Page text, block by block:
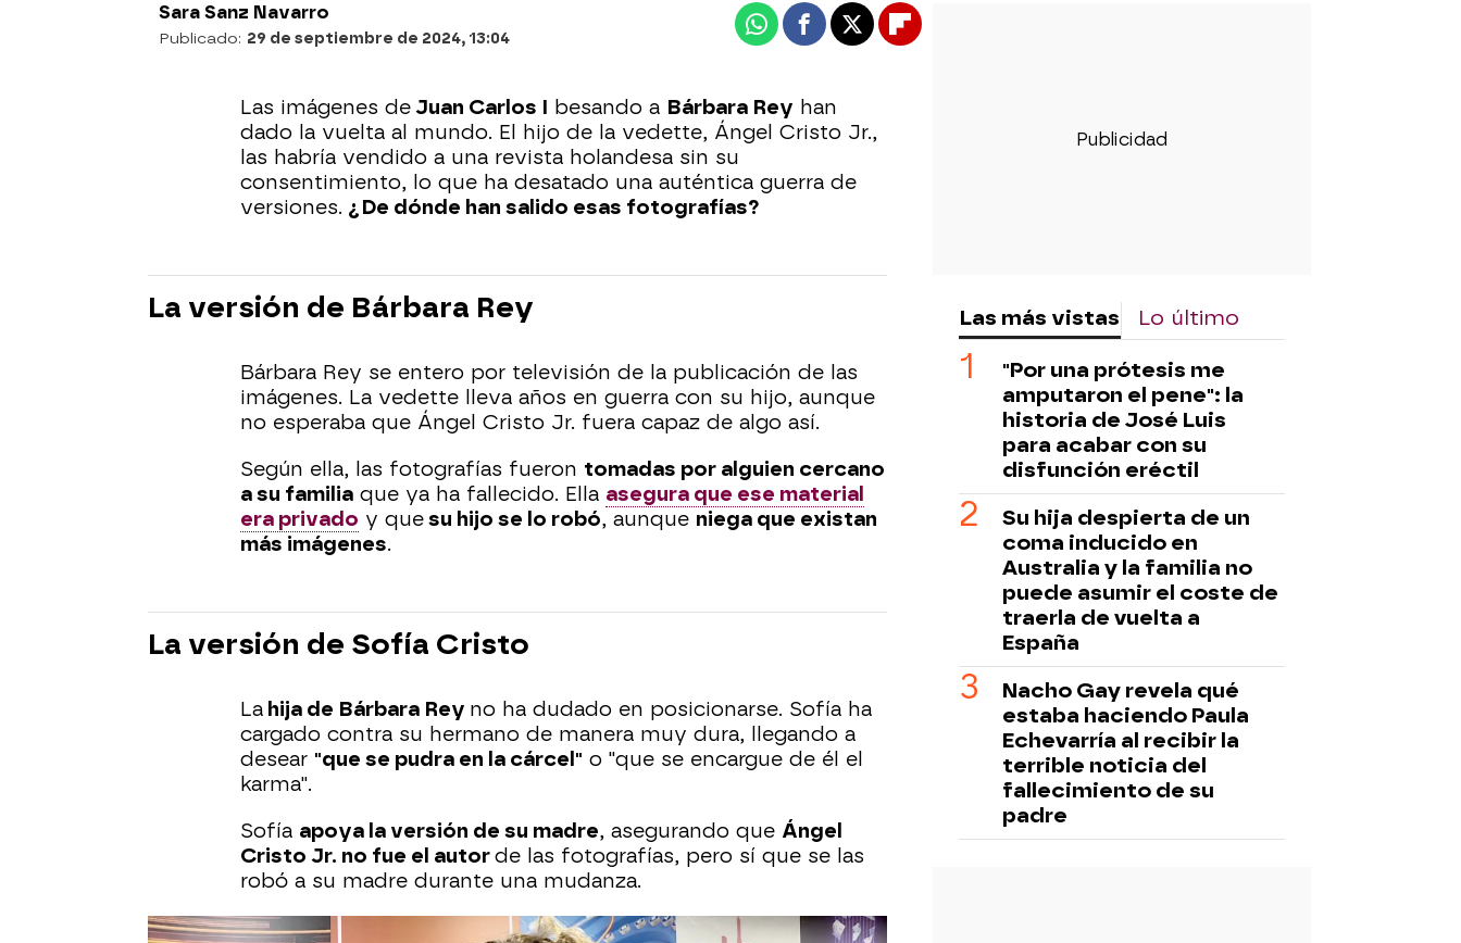
Sara Sanz Navarro
Publicado: 29 de septiembre de 2024, 13:04 WhatsappFacebook
X Flipboard
Las imágenes deJuan Carlos I besando a Bárbara Rey han
dado la vuelta al mundo. El hijo de la vedette, Ángel Cristo Jr.,
las habría vendido a una revista holandesa sin su
consentimiento, lo que ha desatado una auténtica guerra de
versiones. ¿De dónde han salido esas fotografías?
La versión de Bárbara Rey
Bárbara Rey se entero por televisión de la publicación de las
imágenes. La vedette lleva años en guerra con su hijo, aunque
no esperaba que Ángel Cristo Jr. fuera capaz de algo así.
Según ella, las fotografías fueron tomadas por alguien cercano
a su familia que ya ha fallecido. Ella asegura que ese material
era privado y quesu hijo se lo robó, aunque niega que existan
más imágenes.
La versión de Sofía Cristo
La hija de Bárbara Rey no ha dudado en posicionarse. Sofía ha
cargado contra su hermano de manera muy dura, llegando a
desear "que se pudra en la cárcel" o "que se encargue de él el
karma".
Sofía apoya la versión de su madre, asegurando que Ángel
Cristo Jr. no fue el autorde las fotografías, pero sí que se las
robó a su madre durante una mudanza.
Las más vistas Lo último
"Por una prótesis me
amputaron el pene": la
historia de José Luis
para acabar con su
disfunción eréctil
Su hija despierta de un
coma inducido en
Australia y la familia no
puede asumir el coste de
traerla de vuelta a
España
Nacho Gay revela qué
estaba haciendo Paula
Echevarría al recibir la
terrible noticia del
fallecimiento de su
padre